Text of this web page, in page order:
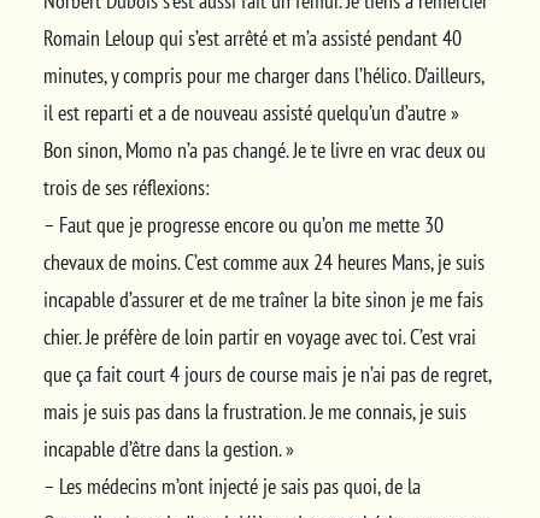
Romain Leloup qui s’est arrêté et m’a assisté pendant 40
minutes, y compris pour me charger dans l’hélico. D’ailleurs,
il est reparti et a de nouveau assisté quelqu’un d’autre »
Bon sinon, Momo n’a pas changé. Je te livre en vrac deux ou
trois de ses réflexions:
– Faut que je progresse encore ou qu’on me mette 30
chevaux de moins. C’est comme aux 24 heures Mans, je suis
incapable d’assurer et de me traîner la bite sinon je me fais
chier. Je préfère de loin partir en voyage avec toi. C’est vrai
que ça fait court 4 jours de course mais je n’ai pas de regret,
mais je suis pas dans la frustration. Je me connais, je suis
incapable d’être dans la gestion. »
– Les médecins m’ont injecté je sais pas quoi, de la